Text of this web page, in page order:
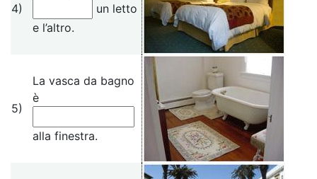
4)
un letto
e l’altro.
5)
La vasca da bagno
è
alla finestra.